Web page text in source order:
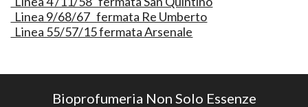
Linea 9/68/67 fermata Re Umberto
Linea 55/57/15 fermata Arsenale
Bioprofumeria Non Solo Essenze